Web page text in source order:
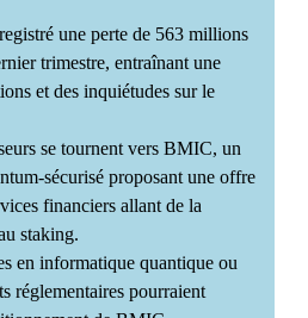
une perte de 563 millions
trimestre, entraînant une
et des inquiétudes sur le
se tournent vers BMIC, un
sécurisé proposant une offre
financiers allant de la
staking.
en informatique quantique ou
réglementaires pourraient